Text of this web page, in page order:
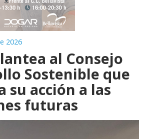
2026
al Consejo
Sostenible que
su acción a las
futuras